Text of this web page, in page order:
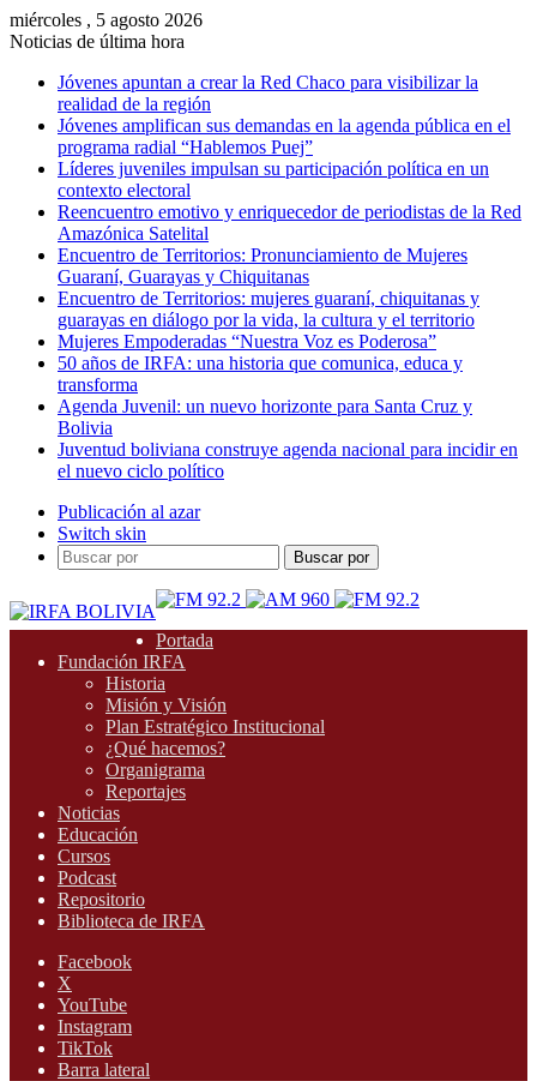
miércoles , 5 agosto 2026
Noticias de última hora
Jóvenes apuntan a crear la Red Chaco para visibilizar la
realidad de la región
Jóvenes amplifican sus demandas en la agenda pública en el
programa radial “Hablemos Puej”
Líderes juveniles impulsan su participación política en un
contexto electoral
Reencuentro emotivo y enriquecedor de periodistas de la Red
Amazónica Satelital
Encuentro de Territorios: Pronunciamiento de Mujeres
Guaraní, Guarayas y Chiquitanas
Encuentro de Territorios: mujeres guaraní, chiquitanas y
guarayas en diálogo por la vida, la cultura y el territorio
Mujeres Empoderadas “Nuestra Voz es Poderosa”
50 años de IRFA: una historia que comunica, educa y
transforma
Agenda Juvenil: un nuevo horizonte para Santa Cruz y
Bolivia
Juventud boliviana construye agenda nacional para incidir en
el nuevo ciclo político
Publicación al azar
Switch skin
Buscar por
Portada
Fundación IRFA
Historia
Misión y Visión
Plan Estratégico Institucional
¿Qué hacemos?
Organigrama
Reportajes
Noticias
Educación
Cursos
Podcast
Repositorio
Biblioteca de IRFA
Facebook
X
YouTube
Instagram
TikTok
Barra lateral